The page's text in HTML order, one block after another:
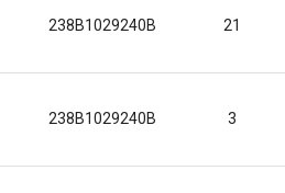
238B1029240B 21
238B1029240B 3